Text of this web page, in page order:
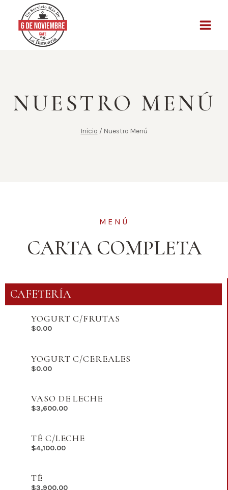
NUESTRO MENÚ
Inicio / Nuestro Menú
MENÚ
CARTA COMPLETA
CAFETERÍA
YOGURT C/FRUTAS
$0.00
YOGURT C/CEREALES
$0.00
VASO DE LECHE
$3,600.00
TÉ C/LECHE
$4,100.00
TÉ
$3,900.00